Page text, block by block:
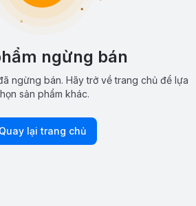
ngừng bán
ngừng bán. Hãy trở về trang chủ để lựa
sản phẩm khác.
Quay lại trang chủ